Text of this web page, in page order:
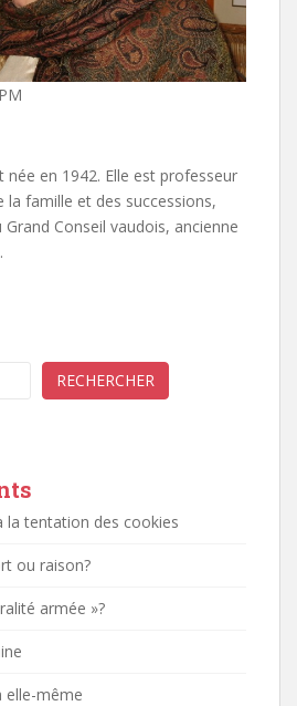
née en 1942. Elle est professeur
famille et des successions,
Conseil vaudois, ancienne
RECHERCHER
la tentation des cookies
ou raison?
armée »?
elle-même